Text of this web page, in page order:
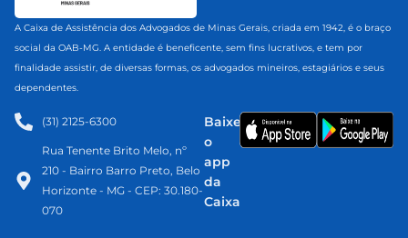
A Caixa de Assistência dos Advogados de Minas Gerais, criada em 1942, é o braço
social da OAB-MG. A entidade é beneficente, sem fins lucrativos, e tem por
finalidade assistir, de diversas formas, os advogados mineiros, estagiários e seus
dependentes.
(31) 2125-6300​
Rua Tenente Brito Melo, nº
210 - Bairro Barro Preto, Belo
Horizonte - MG - CEP: 30.180-
070
Baixe
o
app
da
Caixa